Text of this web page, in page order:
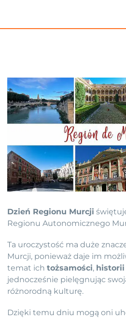
Dzień Regionu Murcji
Regionu Autonomicznego
Ta uroczystość ma duże
Murcji, ponieważ daje im
temat ich tożsamości, historii
jednocześnie pielęgnując
różnorodną kulturę.
Dzięki temu dniu mogą oni